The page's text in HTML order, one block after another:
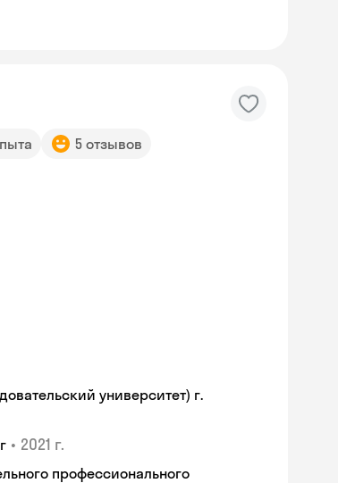
5 отзывов
университет) г.
• 2021 г.
профессионального